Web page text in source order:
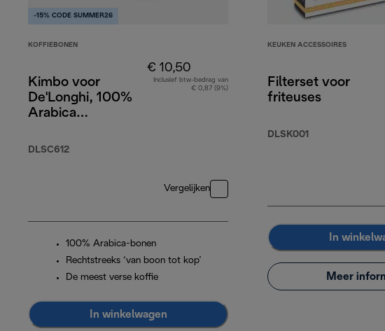
-15% CODE SUMMER26
KOFFIEBONEN
Kimbo voor
De'Longhi, 100%
Arabica
DLSC612
€ 10,50
Inclusief btw-bedrag van
€ 0,87 (9%)
Vergelijken
100% Arabica-bonen
Rechtstreeks ‘van boon tot kop’
De meest verse koffie
In winkelwagen
KEUKEN ACCESSOIRES
Filterset voor
friteuses
DLSK001
In
Meer